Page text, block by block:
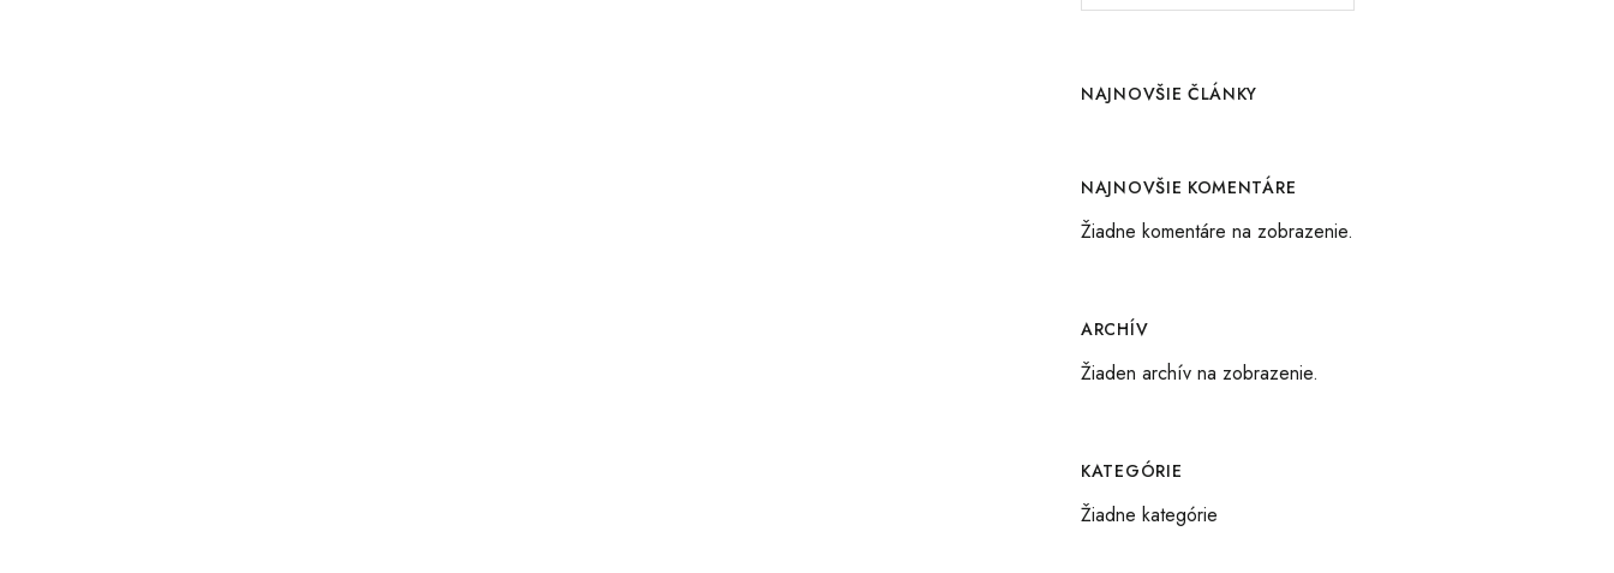
NAJNOVŠIE ČLÁNKY
NAJNOVŠIE KOMENTÁRE
Žiadne komentáre na zobrazenie.
ARCHÍV
Žiaden archív na zobrazenie.
KATEGÓRIE
Žiadne kategórie